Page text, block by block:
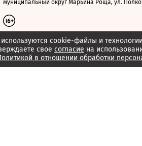
cookie-файлы и
свое согласие на
в отношении обработки
муниципальный округ Марьина Роща, ул.